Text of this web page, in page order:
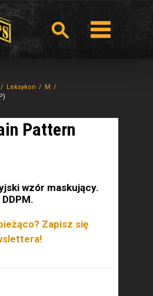
Leksykon
M
Pattern
wzór maskujący.
Zapisz się